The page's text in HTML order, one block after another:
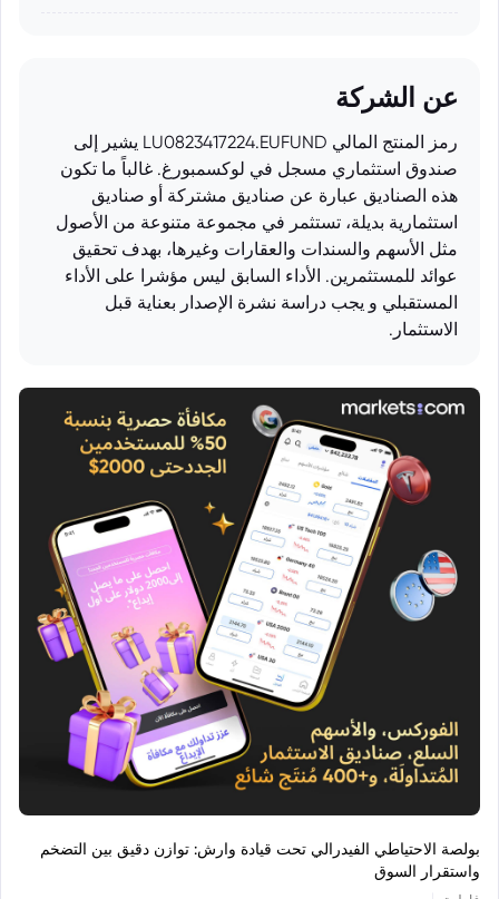
عن الشركة
رمز المنتج المالي LU0823417224.EUFUND يشير إلى
صندوق استثماري مسجل في لوكسمبورغ. غالباً ما تكون
هذه الصناديق عبارة عن صناديق مشتركة أو صناديق
استثمارية بديلة، تستثمر في مجموعة متنوعة من الأصول
مثل الأسهم والسندات والعقارات وغيرها، بهدف تحقيق
عوائد للمستثمرين. الأداء السابق ليس مؤشرا على الأداء
المستقبلي و يجب دراسة نشرة الإصدار بعناية قبل
الاستثمار.
بولصة الاحتياطي الفيدرالي تحت قيادة وارش: توازن دقيق بين التضخم
واستقرار السوق